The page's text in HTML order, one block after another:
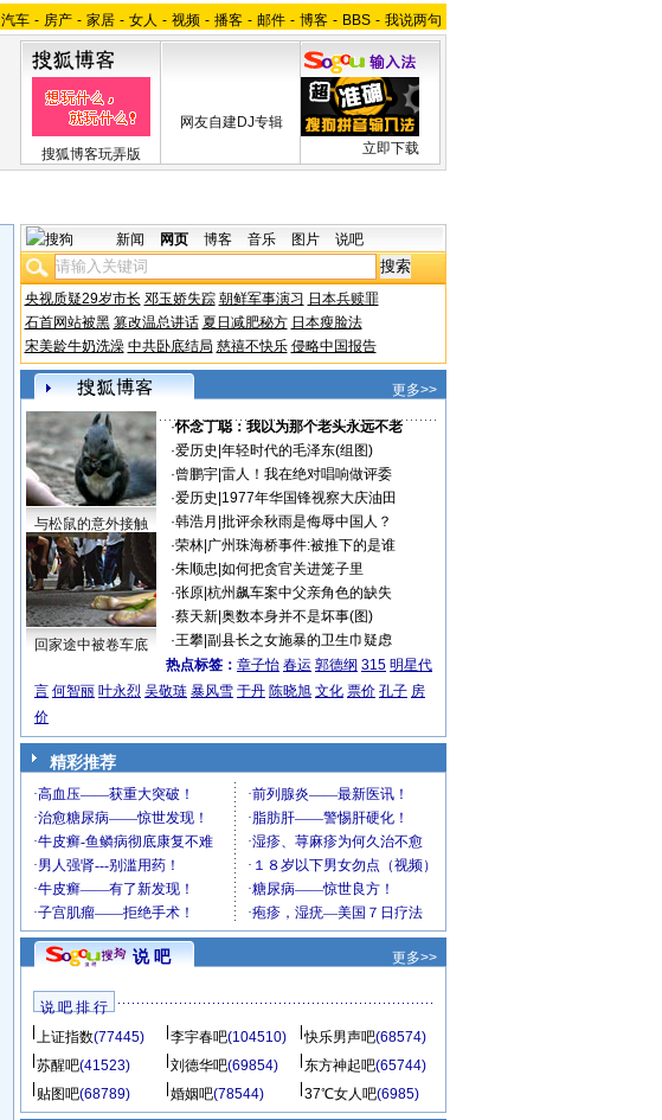
汽车 - 房产 - 家居 - 女人 - 视频 - 播客 - 邮件 - 博客 - BBS - 我说两句
搜狐博客玩弄版
网友自建DJ专辑
立即下载
新闻 网页 博客 音乐 图片 说吧
央视质疑29岁市长 邓玉娇失踪 朝鲜军事演习 日本兵赎罪
石首网站被黑 篡改温总讲话 夏日减肥秘方 日本瘦脸法
宋美龄牛奶洗澡 中共卧底结局 慈禧不快乐 侵略中国报告
更多>>
与松鼠的意外接触
回家途中被卷车底
·怀念丁聪：我以为那个老头永远不老
·爱历史 年轻时代的毛泽东(组图)
·曾鹏宇| 雷人！我在绝对唱响做评委
·爱历史 1977年华国锋视察大庆油田
·韩浩月 批评余秋雨是侮辱中国人？
·荣林| 广州珠海桥事件:被推下的是谁
·朱顺忠 如何把贪官关进笼子里
·张原| 杭州飙车案中父亲角色的缺失
·蔡天新| 奥数本身并不是坏事(图)
·王攀| 副县长之女施暴的卫生巾疑虑
热点标签： 章子怡 春运 郭德纲 315 明星代
言 何智丽 叶永烈 吴敬琏 暴风雪 于丹 陈晓旭 文化 票价 孔子 房
价
精彩推荐
说 吧 更多>>
说 吧 排 行
上证指数(77445) 李宇春吧(104510) 快乐男声吧(68574)
苏醒吧(41523) 刘德华吧(69854) 东方神起吧(65744)
贴图吧(68789) 婚姻吧(78544) 37℃女人吧(6985)